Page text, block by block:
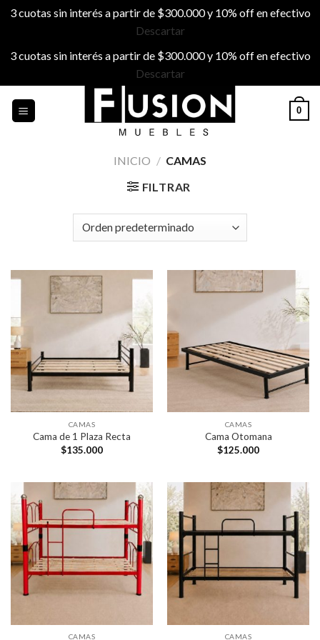
3 cuotas sin interés a partir de $300.000 y 10% off en efectivo
Descartar
3 cuotas sin interés a partir de $300.000 y 10% off en efectivo
Descartar
0
INICIO / CAMAS
FILTRAR
CAMAS
Cama de 1 Plaza Recta
$135.000
CAMAS
Cama Otomana
$125.000
CAMAS CAMAS